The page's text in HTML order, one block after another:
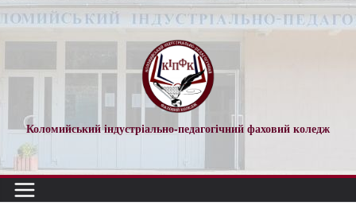
Перейти
до
Коломийський індустріально-педагогічний фаховий коледж